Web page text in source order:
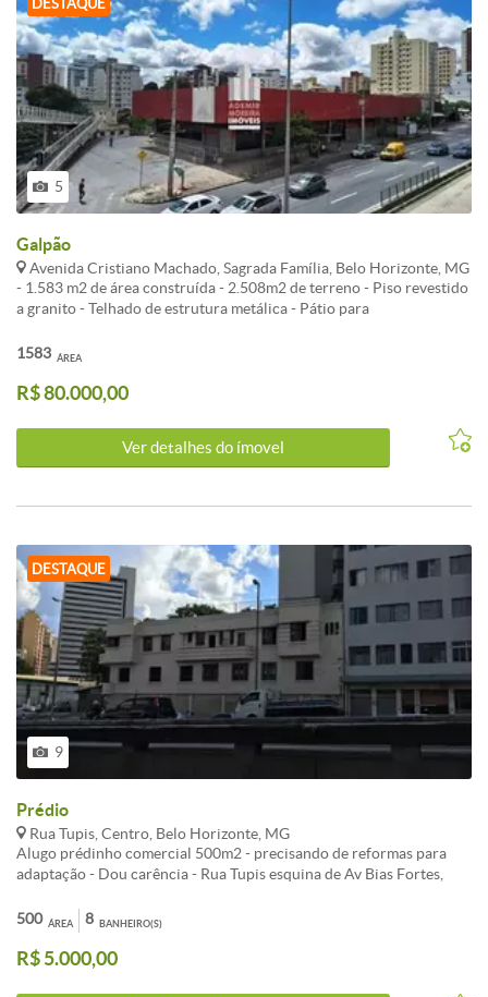
DESTAQUE
5
Galpão
Avenida Cristiano Machado, Sagrada Família, Belo Horizonte, MG
- 1.583 m2 de área construída - 2.508m2 de terreno - Piso revestido
a granito - Telhado de estrutura metálica - Pátio para
ÁREA
1583
R$ 80.000,00
Ver detalhes do ímovel
DESTAQUE
9
Prédio
Rua Tupis, Centro, Belo Horizonte, MG
Alugo prédinho comercial 500m2 - precisando de reformas para
adaptação - Dou carência - Rua Tupis esquina de Av Bias Fortes,
acesso e boa visão. Fachada com visão permanente...Oportunidade
única!!! Combino uma carência para adaptação do seu negocio...
ÁREA
500 BANHEIRO(S)
8
R$ 5.000,00